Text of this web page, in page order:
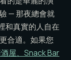
— 那夜總會就
和真實的人自在
合適。如果您
屋、Snack Bar